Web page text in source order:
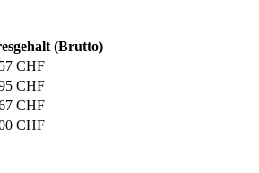
(Brutto)
CHF
CHF
CHF
CHF